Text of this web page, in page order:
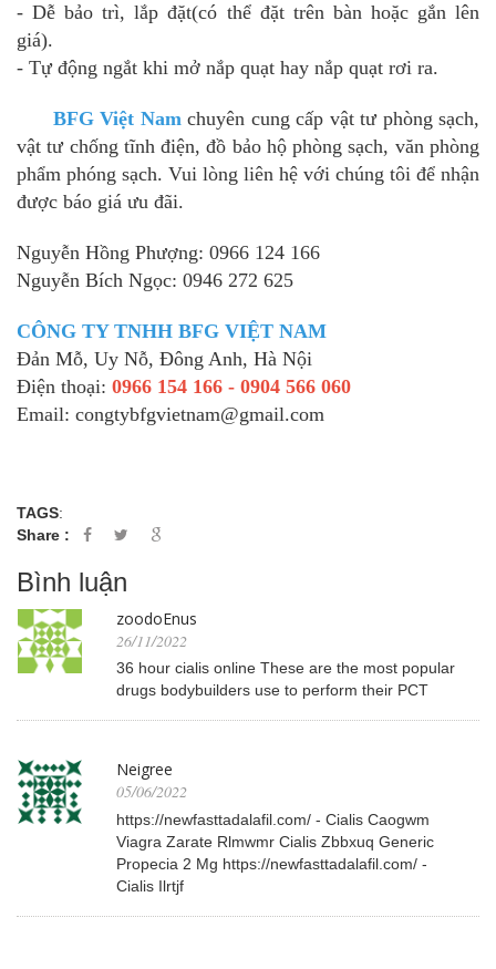
- Dễ bảo trì, lắp đặt(có thể đặt trên bàn hoặc gắn lên
giá).
- Tự động ngắt khi mở nắp quạt hay nắp quạt rơi ra.
BFG Việt Namchuyên cung cấp vật tư phòng sạch,
vật tư chống tĩnh điện, đồ bảo hộ phòng sạch, văn phòng
phẩm phóng sạch. Vui lòng liên hệ với chúng tôi để nhận
được báo giá ưu đãi.
Nguyễn Hồng Phượng: 0966 124 166
Nguyễn Bích Ngọc: 0946 272 625
CÔNG TY TNHH BFG VIỆT NAM
Đản Mỗ, Uy Nỗ, Đông Anh, Hà Nội
Điện thoại: 0966 154 166 - 0904 566 060
Email: congtybfgvietnam@gmail.com
TAGS:
Share :
Bình luận
zoodoEnus
26/11/2022
36 hour cialis online These are the most popular
drugs bodybuilders use to perform their PCT
Neigree
05/06/2022
https://newfasttadalafil.com/ - Cialis Caogwm
Viagra Zarate Rlmwmr Cialis Zbbxuq Generic
Propecia 2 Mg https://newfasttadalafil.com/ -
Cialis Ilrtjf